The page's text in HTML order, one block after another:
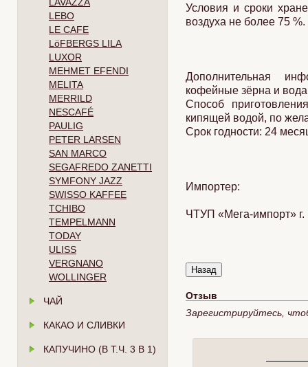
LEBO
LE CAFE
LöFBERGS LILA
LUXOR
MEHMET EFENDI
MELITA
MERRILD
NESCAFÉ
PAULIG
PETER LARSEN
SAN MARCO
SEGAFREDO ZANETTI
SYMFONY JAZZ
SWISSO KAFFEE
TCHIBO
TEMPELMANN
TODAY
ULISS
VERGNANO
WOLLINGER
ЧАЙ
КАКАО И СЛИВКИ
КАПУЧИНО (В Т.Ч. 3 В 1)
Условия и сроки
воздуха не более 75 %.
Дополнительная
кофейные зёрна и вода
Способ
кипящей водой, по
Срок годности: 24
Импортер:
ЧТУП «Мега-импорт»
Отзыв
Зарегистрируйтесь,